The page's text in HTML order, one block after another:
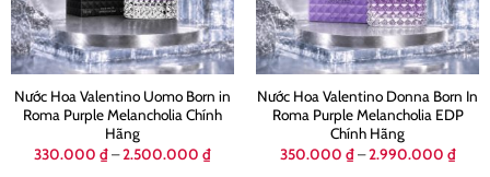
Nước Hoa Valentino Uomo Born in
Roma Purple Melancholia Chính
Hãng
330.000 ₫–2.500.000 ₫Khoảng
giá:
Nước Hoa Valentino Donna Born In
Roma Purple Melancholia EDP
Chính Hãng
350.000 ₫ – 2.990.000 ₫
giá: